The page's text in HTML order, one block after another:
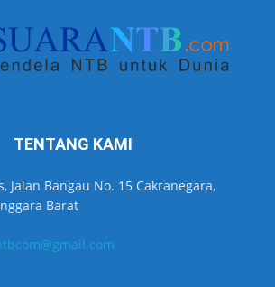
TENTANG KAMI
Jalan Bangau No. 15 Cakranegara,
Barat